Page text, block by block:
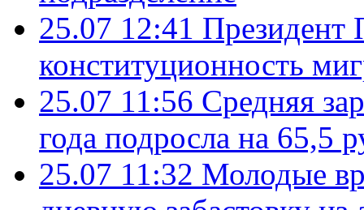
25.07 12:41 Президент
конституционность
25.07 11:56 Средняя
года подросла на 65,5
25.07 11:32 Молодые